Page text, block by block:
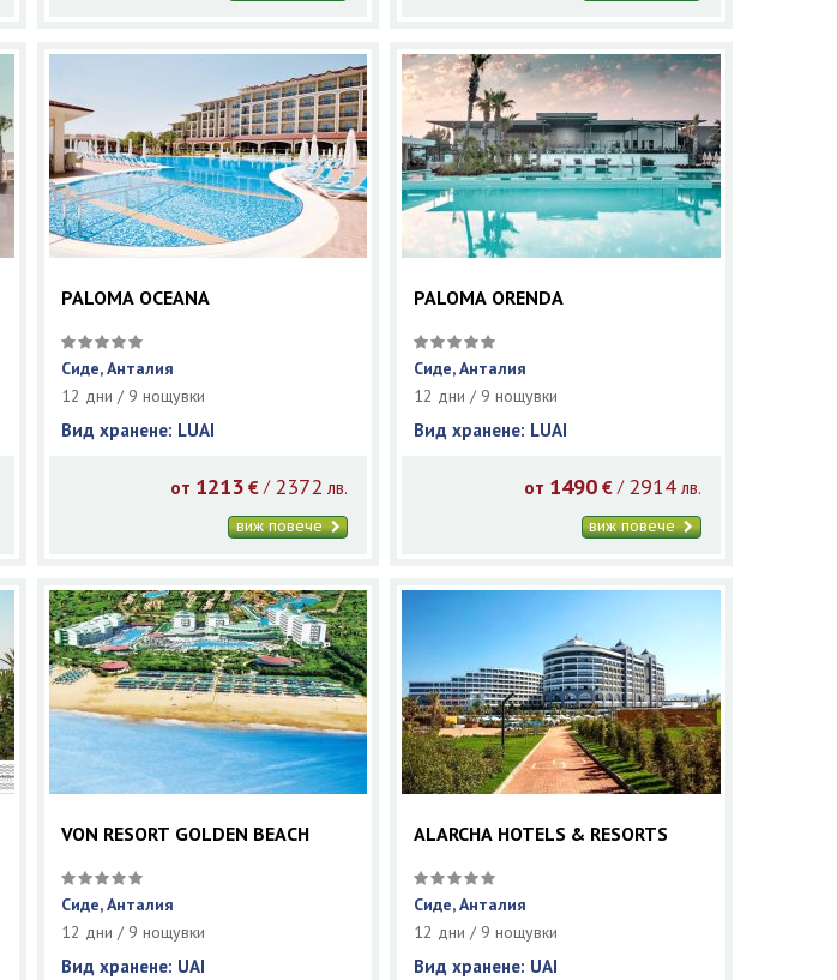
PALOMA OCEANA
Сиде, Анталия
12 дни / 9 нощувки
Вид хранене: LUAI
от 1213 € / 2372 лв.
виж повече
PALOMA ORENDA
Сиде, Анталия
12 дни / 9 нощувки
Вид хранене: LUAI
от 1490 € / 2914 лв.
виж повече
VON RESORT GOLDEN BEACH
Сиде, Анталия
12 дни / 9 нощувки
Вид хранене: UAI
ALARCHA HOTELS & RESORTS
Сиде, Анталия
12 дни / 9 нощувки
Вид хранене: UAI